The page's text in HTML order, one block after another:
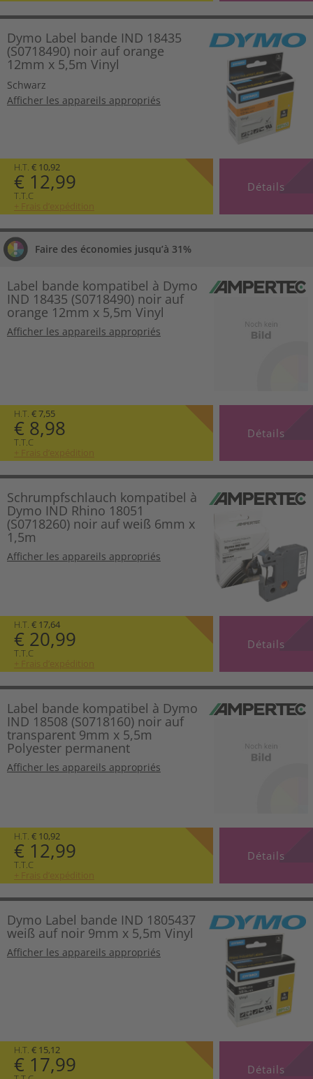
Dymo Label bande IND 18435
(S0718490) noir auf orange
12mm x 5,5m Vinyl
Schwarz
Afficher les appareils appropriés
H.T. € 10,92
€ 12,99
T.T.C
+ Frais d’expédition
Détails
Faire des économies jusqu’à 31%
Label bande kompatibel à Dymo
IND 18435 (S0718490) noir auf
orange 12mm x 5,5m Vinyl
Afficher les appareils appropriés
H.T. € 7,55
€ 8,98
T.T.C
+ Frais d’expédition
Détails
Schrumpfschlauch kompatibel à
Dymo IND Rhino 18051
(S0718260) noir auf weiß 6mm x
1,5m
Afficher les appareils appropriés
H.T. € 17,64
€ 20,99
T.T.C
+ Frais d’expédition
Détails
Label bande kompatibel à Dymo
IND 18508 (S0718160) noir auf
transparent 9mm x 5,5m
Polyester permanent
Afficher les appareils appropriés
H.T. € 10,92
€ 12,99
T.T.C
+ Frais d’expédition
Détails
Dymo Label bande IND 1805437
weiß auf noir 9mm x 5,5m Vinyl
Afficher les appareils appropriés
H.T. € 15,12
€ 17,99 Détails